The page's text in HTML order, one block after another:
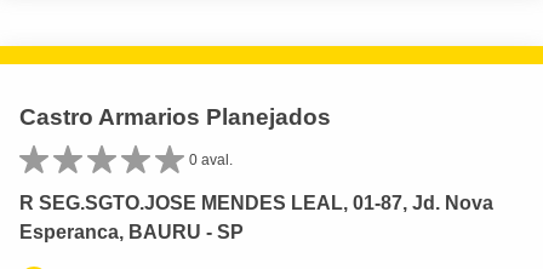
Castro Armarios Planejados
0 aval.
R SEG.SGTO.JOSE MENDES LEAL, 01-87, Jd. Nova
Esperanca, BAURU - SP